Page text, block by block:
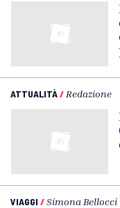
ATTUALITÀ/ Redazione
VIAGGI /Simona Bellocci